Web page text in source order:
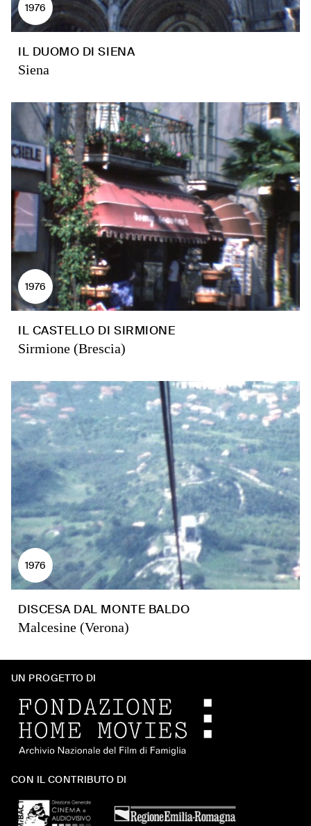
1976
IL DUOMO DI SIENA
Siena
1976
IL CASTELLO DI SIRMIONE
Sirmione (Brescia)
1976
DISCESA DAL MONTE BALDO
Malcesine (Verona)
UN PROGETTO DI
CON IL CONTRIBUTO DI